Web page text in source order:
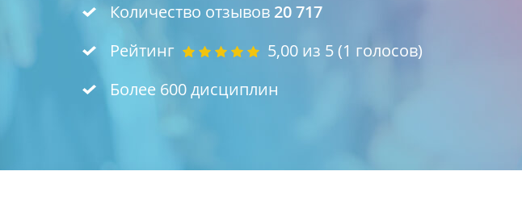
Количество отзывов 20 717
Рейтинг
5,00 из 5 (1 голосов)
Более 600 дисциплин